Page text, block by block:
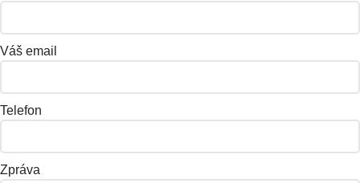
Váš email
Telefon
Zpráva